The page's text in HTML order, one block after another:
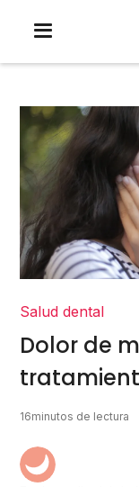
Salud dental
Dolor de
16minutos de lectura